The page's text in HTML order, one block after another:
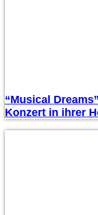
“Musical
Konzert in ihrer